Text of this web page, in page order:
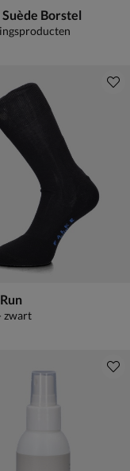
Borstel
zwart